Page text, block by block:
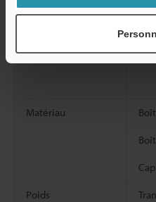
Matériau
Poids